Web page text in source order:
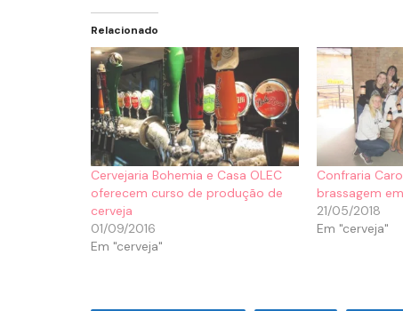
Relacionado
Cervejaria Bohemia e Casa OLEC
oferecem curso de produção de
cerveja
01/09/2016
Em "cerveja"
Confraria
brassagem
21/05/2018
Em "cerveja"